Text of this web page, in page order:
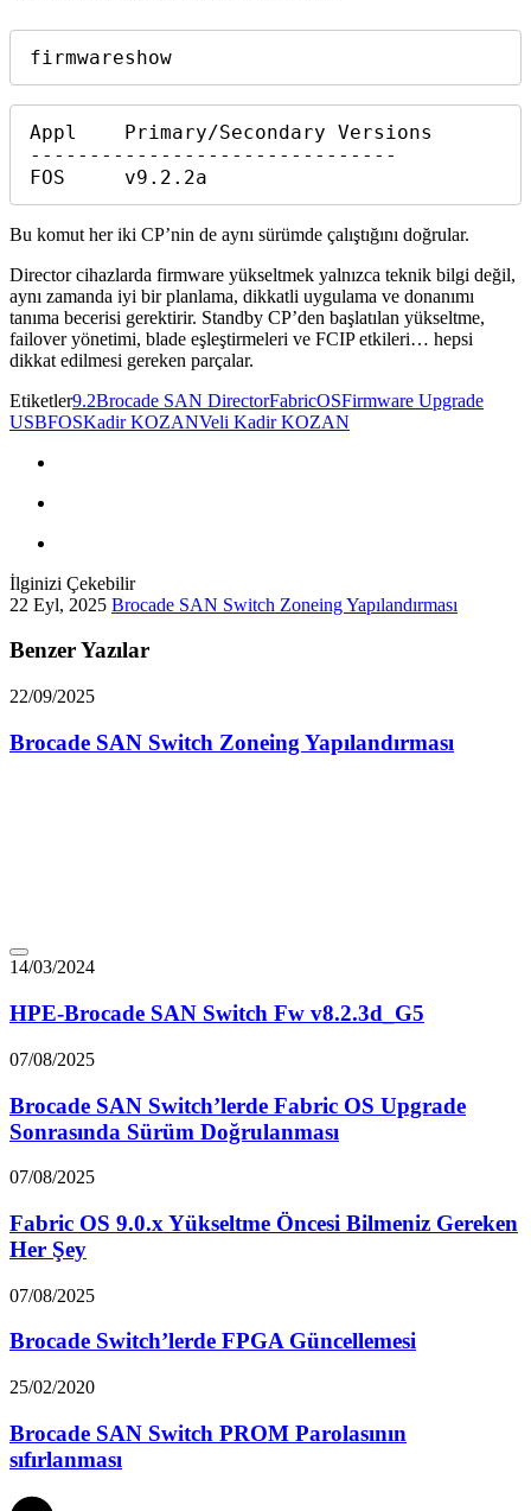
Appl    Primary/Secondary Versions
-------------------------------
Bu komut her iki CP’nin de aynı sürümde çalıştığını doğrular.
Director cihazlarda firmware yükseltmek yalnızca teknik bilgi değil,
aynı zamanda iyi bir planlama, dikkatli uygulama ve donanımı
tanıma becerisi gerektirir. Standby CP’den başlatılan yükseltme,
failover yönetimi, blade eşleştirmeleri ve FCIP etkileri… hepsi
dikkat edilmesi gereken parçalar.
Etiketler9.2Brocade SAN DirectorFabricOSFirmware Upgrade
USBFOSKadir KOZANVeli Kadir KOZAN
İlginizi Çekebilir
22 Eyl, 2025 Brocade SAN Switch Zoneing Yapılandırması
Benzer Yazılar
22/09/2025
Brocade SAN Switch Zoneing Yapılandırması
14/03/2024
HPE-Brocade SAN Switch Fw v8.2.3d_G5
07/08/2025
Brocade SAN Switch’lerde Fabric OS Upgrade
Sonrasında Sürüm Doğrulanması
07/08/2025
Fabric OS 9.0.x Yükseltme Öncesi Bilmeniz Gereken
Her Şey
07/08/2025
Brocade Switch’lerde FPGA Güncellemesi
25/02/2020
Brocade SAN Switch PROM Parolasının
sıfırlanması